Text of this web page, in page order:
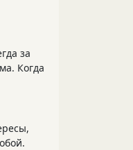
за
Когда